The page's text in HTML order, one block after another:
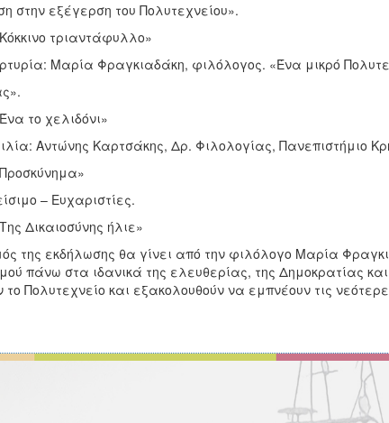
στην εξέγερση του Πολυτεχνείου».
τριαντάφυλλο»
Μαρία Φραγκιαδάκη, φιλόλογος. «Ένα μικρό
το χελιδόνι»
Αντώνης Καρτσάκης, Δρ. Φιλολογίας, Πανεπιστήμιο
– Ευχαριστίες.
Δικαιοσύνης ήλιε»
της εκδήλωσης θα γίνει από την φιλόλογο Μαρία
πάνω στα ιδανικά της ελευθερίας, της Δημοκρατίας και
Πολυτεχνείο και εξακολουθούν να εμπνέουν τις